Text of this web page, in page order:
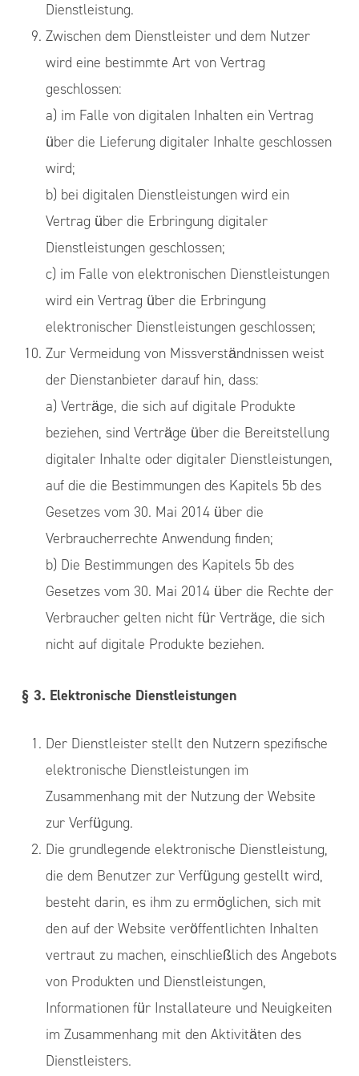
Dienstleistung.
Zwischen dem Dienstleister und dem Nutzer
wird eine bestimmte Art von Vertrag
geschlossen:
a) im Falle von digitalen Inhalten ein Vertrag
über die Lieferung digitaler Inhalte geschlossen
wird;
b) bei digitalen Dienstleistungen wird ein
Vertrag über die Erbringung digitaler
Dienstleistungen geschlossen;
c) im Falle von elektronischen Dienstleistungen
wird ein Vertrag über die Erbringung
elektronischer Dienstleistungen geschlossen;
Zur Vermeidung von Missverständnissen weist
der Dienstanbieter darauf hin, dass:
a) Verträge, die sich auf digitale Produkte
beziehen, sind Verträge über die Bereitstellung
digitaler Inhalte oder digitaler Dienstleistungen,
auf die die Bestimmungen des Kapitels 5b des
Gesetzes vom 30. Mai 2014 über die
Verbraucherrechte Anwendung finden;
b) Die Bestimmungen des Kapitels 5b des
Gesetzes vom 30. Mai 2014 über die Rechte der
Verbraucher gelten nicht für Verträge, die sich
nicht auf digitale Produkte beziehen.
§ 3. Elektronische Dienstleistungen
Der Dienstleister stellt den Nutzern spezifische
elektronische Dienstleistungen im
Zusammenhang mit der Nutzung der Website
zur Verfügung.
Die grundlegende elektronische Dienstleistung,
die dem Benutzer zur Verfügung gestellt wird,
besteht darin, es ihm zu ermöglichen, sich mit
den auf der Website veröffentlichten Inhalten
vertraut zu machen, einschließlich des Angebots
von Produkten und Dienstleistungen,
Informationen für Installateure und Neuigkeiten
im Zusammenhang mit den Aktivitäten des
Dienstleisters.